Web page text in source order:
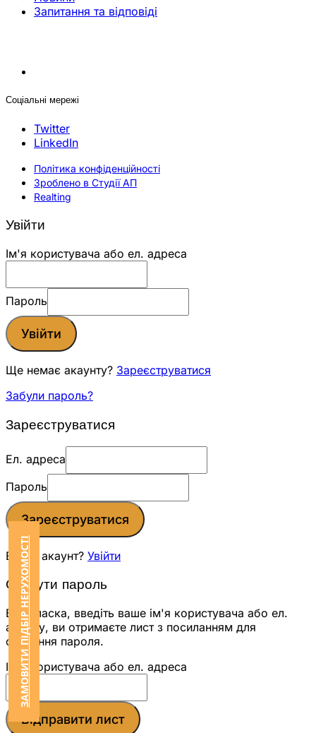
Запитання та відповіді
Соціальні мережі
Twitter
LinkedIn
Політика конфіденційності
Зроблено в Студії АП
Realting
ЗАМОВИТИ ПІДБІР НЕРУХОМОСТІ
Увійти
Ім'я користувача або ел. адреса
Пароль
Увійти
Ще немає акаунту? Зареєструватися
Забули пароль?
Зареєструватися
Ел. адреса
Пароль
Зареєструватися
Вже є акаунт? Увійти
Скинути пароль
Будь ласка, введіть ваше ім'я користувача або ел.
адресу, ви отримаєте лист з посиланням для
скидання пароля.
Ім'я користувача або ел. адреса
Відправити лист